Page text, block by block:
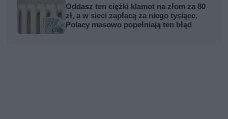
Oddasz ten ciężki klamot na złom za 80
zł, a w sieci zapłacą za niego tysiące.
Polacy masowo popełniają ten błąd